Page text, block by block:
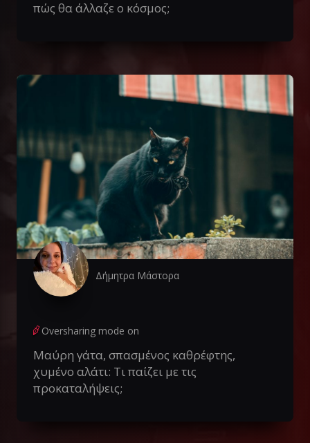
πώς θα άλλαζε ο κόσμος;
Δήμητρα Μάστορα
Oversharing mode on
Μαύρη γάτα, σπασμένος καθρέφτης,
χυμένο αλάτι: Τι παίζει με τις
προκαταλήψεις;